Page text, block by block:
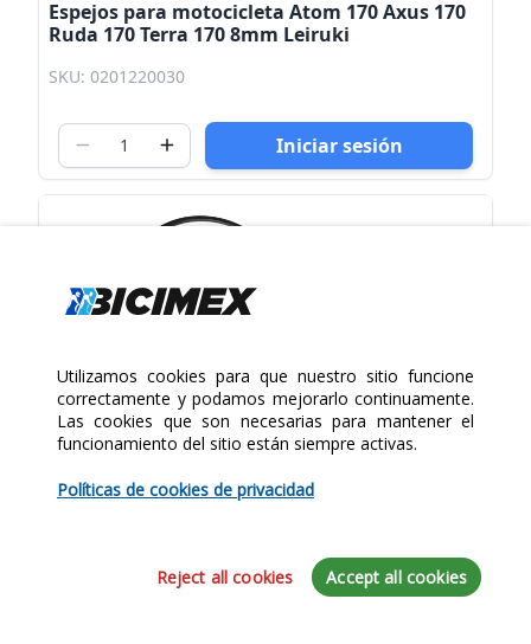
Espejos para motocicleta Atom 170 Axus 170
Ruda 170 Terra 170 8mm Leiruki
SKU: 0201220030
Iniciar sesión
Utilizamos cookies para que nuestro sitio funcione
correctamente y podamos mejorarlo continuamente.
Las cookies que son necesarias para mantener el
funcionamiento del sitio están siempre activas.
Políticas de cookies de privacidad
Reject all cookies Accept all cookies